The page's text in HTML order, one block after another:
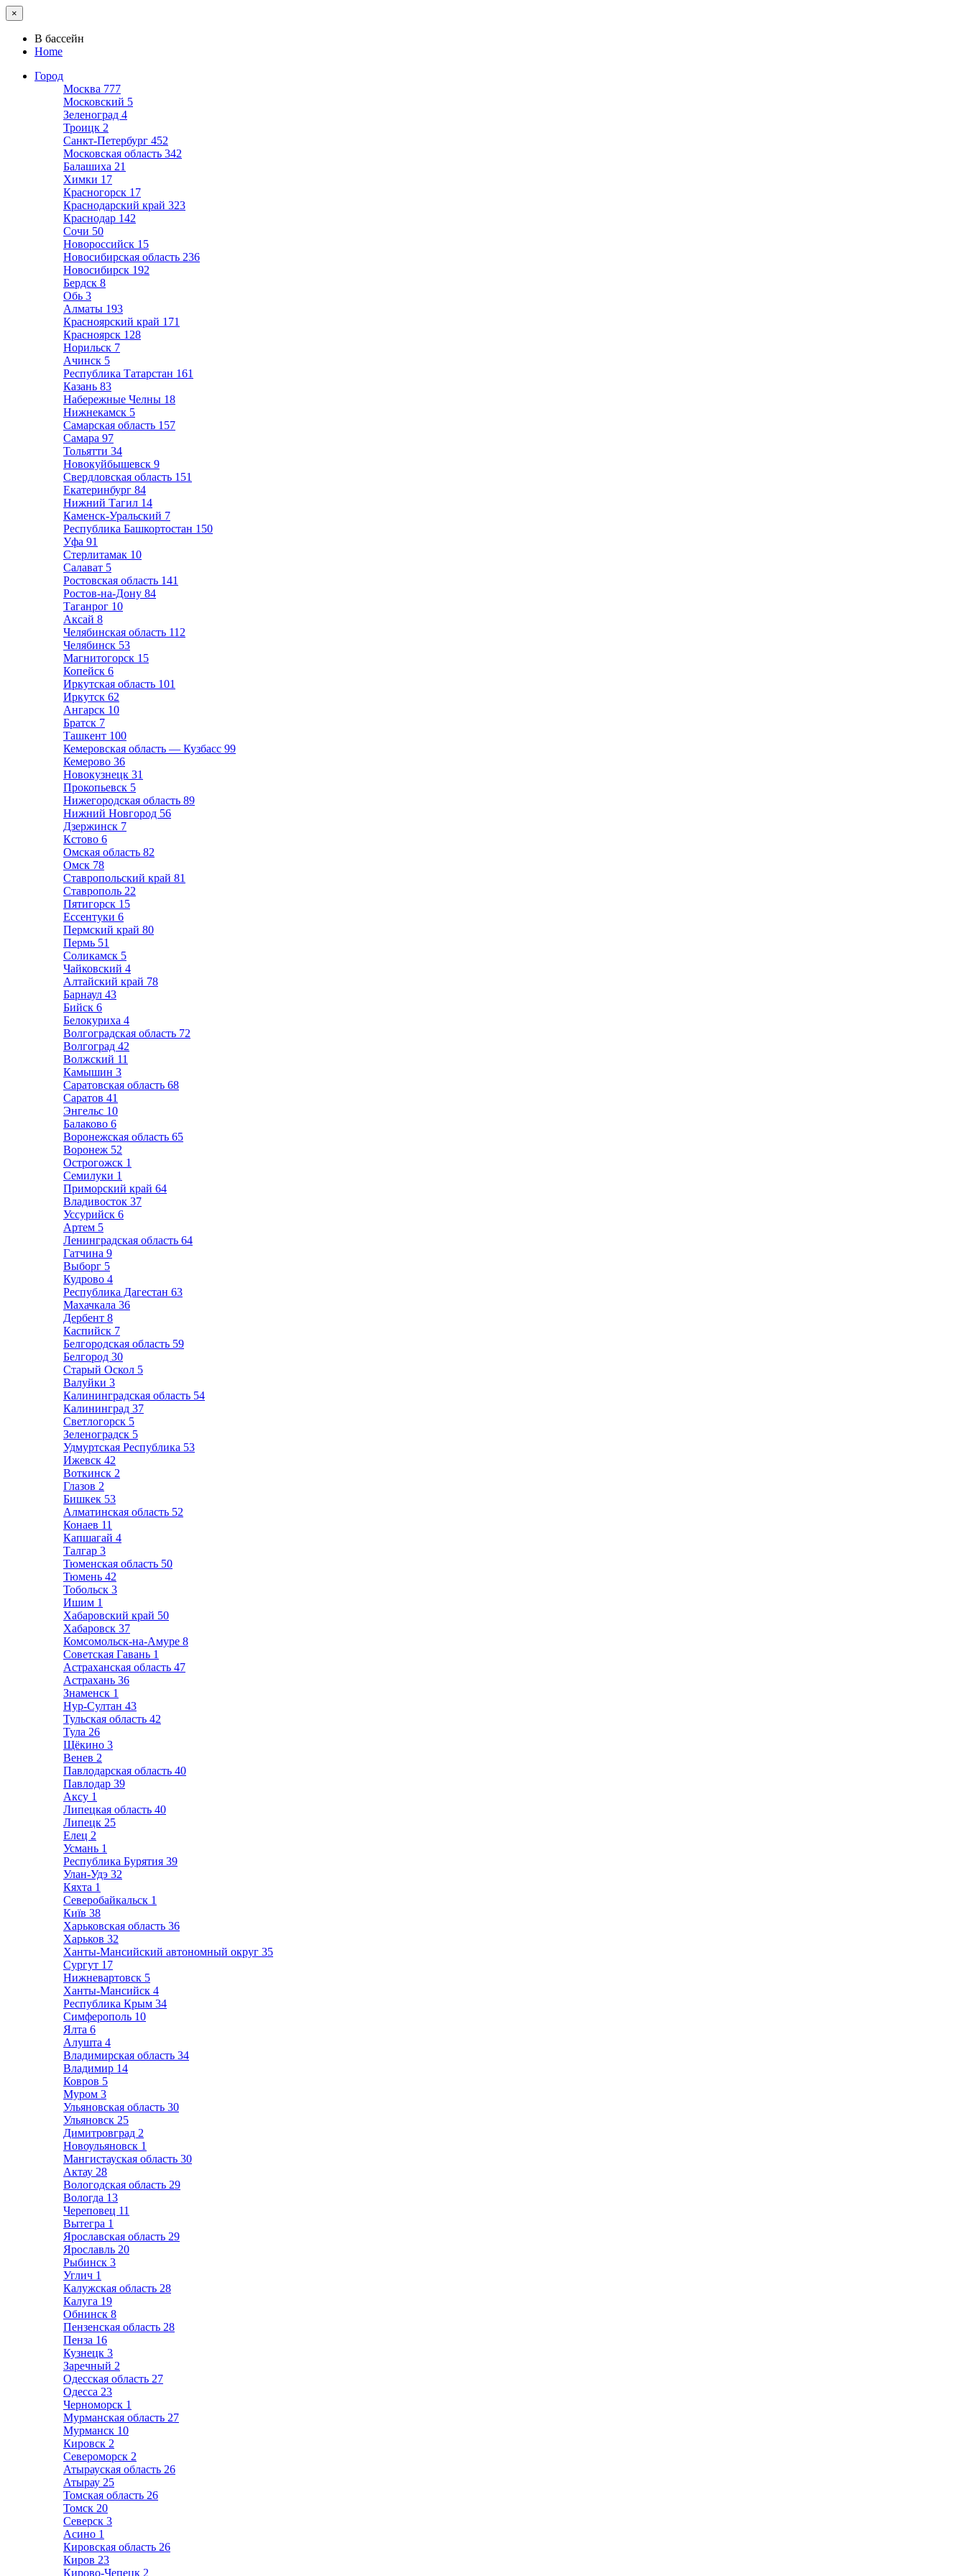
×
В бассейн
Home
Город
Москва 777
Московский 5
Зеленоград 4
Троицк 2
Санкт-Петербург 452
Московская область 342
Балашиха 21
Химки 17
Красногорск 17
Краснодарский край 323
Краснодар 142
Сочи 50
Новороссийск 15
Новосибирская область 236
Новосибирск 192
Бердск 8
Обь 3
Алматы 193
Красноярский край 171
Красноярск 128
Норильск 7
Ачинск 5
Республика Татарстан 161
Казань 83
Набережные Челны 18
Нижнекамск 5
Самарская область 157
Самара 97
Тольятти 34
Новокуйбышевск 9
Свердловская область 151
Екатеринбург 84
Нижний Тагил 14
Каменск-Уральский 7
Республика Башкортостан 150
Уфа 91
Стерлитамак 10
Салават 5
Ростовская область 141
Ростов-на-Дону 84
Таганрог 10
Аксай 8
Челябинская область 112
Челябинск 53
Магнитогорск 15
Копейск 6
Иркутская область 101
Иркутск 62
Ангарск 10
Братск 7
Ташкент 100
Кемеровская область — Кузбасс 99
Кемерово 36
Новокузнецк 31
Прокопьевск 5
Нижегородская область 89
Нижний Новгород 56
Дзержинск 7
Кстово 6
Омская область 82
Омск 78
Ставропольский край 81
Ставрополь 22
Пятигорск 15
Ессентуки 6
Пермский край 80
Пермь 51
Соликамск 5
Чайковский 4
Алтайский край 78
Барнаул 43
Бийск 6
Белокуриха 4
Волгоградская область 72
Волгоград 42
Волжский 11
Камышин 3
Саратовская область 68
Саратов 41
Энгельс 10
Балаково 6
Воронежская область 65
Воронеж 52
Острогожск 1
Семилуки 1
Приморский край 64
Владивосток 37
Уссурийск 6
Артем 5
Ленинградская область 64
Гатчина 9
Выборг 5
Кудрово 4
Республика Дагестан 63
Махачкала 36
Дербент 8
Каспийск 7
Белгородская область 59
Белгород 30
Старый Оскол 5
Валуйки 3
Калининградская область 54
Калининград 37
Светлогорск 5
Зеленоградск 5
Удмуртская Республика 53
Ижевск 42
Воткинск 2
Глазов 2
Бишкек 53
Алматинская область 52
Конаев 11
Капшагай 4
Талгар 3
Тюменская область 50
Тюмень 42
Тобольск 3
Ишим 1
Хабаровский край 50
Хабаровск 37
Комсомольск-на-Амуре 8
Советская Гавань 1
Астраханская область 47
Астрахань 36
Знаменск 1
Нур-Султан 43
Тульская область 42
Тула 26
Щёкино 3
Венев 2
Павлодарская область 40
Павлодар 39
Аксу 1
Липецкая область 40
Липецк 25
Елец 2
Усмань 1
Республика Бурятия 39
Улан-Удэ 32
Кяхта 1
Северобайкальск 1
Київ 38
Харьковская область 36
Харьков 32
Ханты-Мансийский автономный округ 35
Сургут 17
Нижневартовск 5
Ханты-Мансийск 4
Республика Крым 34
Симферополь 10
Ялта 6
Алушта 4
Владимирская область 34
Владимир 14
Ковров 5
Муром 3
Ульяновская область 30
Ульяновск 25
Димитровград 2
Новоульяновск 1
Мангистауская область 30
Актау 28
Вологодская область 29
Вологда 13
Череповец 11
Вытегра 1
Ярославская область 29
Ярославль 20
Рыбинск 3
Углич 1
Калужская область 28
Калуга 19
Обнинск 8
Пензенская область 28
Пенза 16
Кузнецк 3
Заречный 2
Одесская область 27
Одесса 23
Черноморск 1
Мурманская область 27
Мурманск 10
Кировск 2
Североморск 2
Атырауская область 26
Атырау 25
Томская область 26
Томск 20
Северск 3
Асино 1
Кировская область 26
Киров 23
Кирово-Чепецк 2